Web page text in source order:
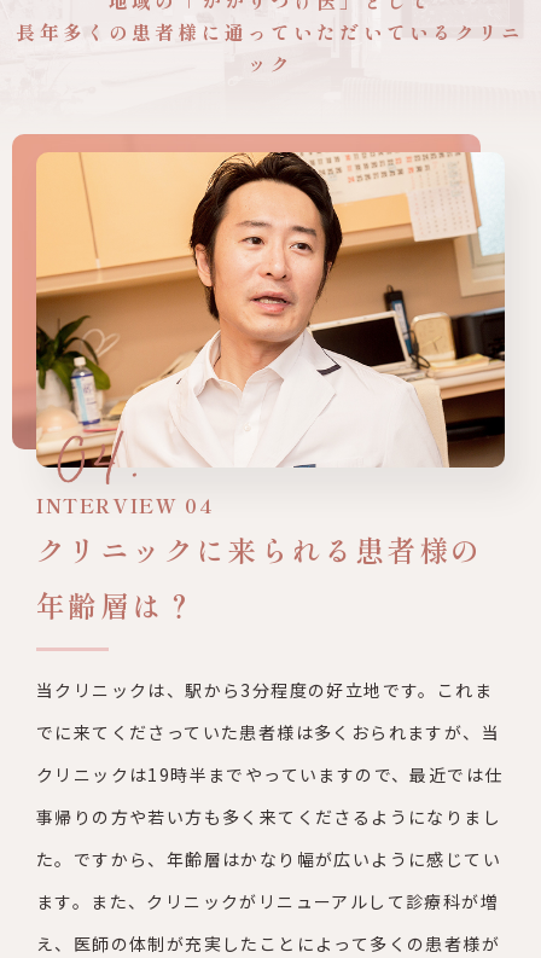
長年多くの患者様に 通っていただいているクリニ
ック
INTERVIEW 04
クリニックに来られる患者様の
年齢層は？
当クリニックは、駅から3分程度の好立地です。これま
でに来てく ださっていた患者様は多くおられますが、当
クリニックは19時半 までやっていますので、最近では仕
事帰りの方や若い方も多く来て くださるようになりまし
た。ですから、年齢層はかなり幅が広いよ うに感じてい
ます。また、クリニックがリニューアルして診療科が増
え、医師の体制が充実したことによって多くの患者様が